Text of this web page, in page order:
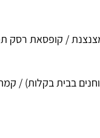
בבית בקלות) /